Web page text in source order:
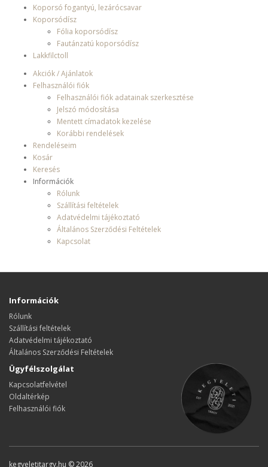
Koporsó fogantyú, lezárócsavar
Koporsódísz
Fólia koporsódísz
Fautánzatú koporsódísz
Lakkfilctoll
Akciók / Ajánlatok
Felhasználói fiók
Felhasználói fiók adatainak szerkesztése
Jelszó módosítása
Mentett címadatok kezelése
Korábbi rendelések
Rendeléseim
Kosár
Keresés
Információk
Rólunk
Szállítási feltételek
Adatvédelmi tájékoztató
Általános Szerződési Feltételek
Kapcsolat
Információk
Rólunk
Szállítási feltételek
Adatvédelmi tájékoztató
Általános Szerződési Feltételek
Ügyfélszolgálat
Kapcsolatfelvétel
Oldaltérkép
Felhasználói fiók
kegyeletitargy.hu © 2026